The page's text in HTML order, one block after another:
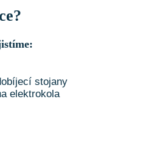
stojany
elektrokola